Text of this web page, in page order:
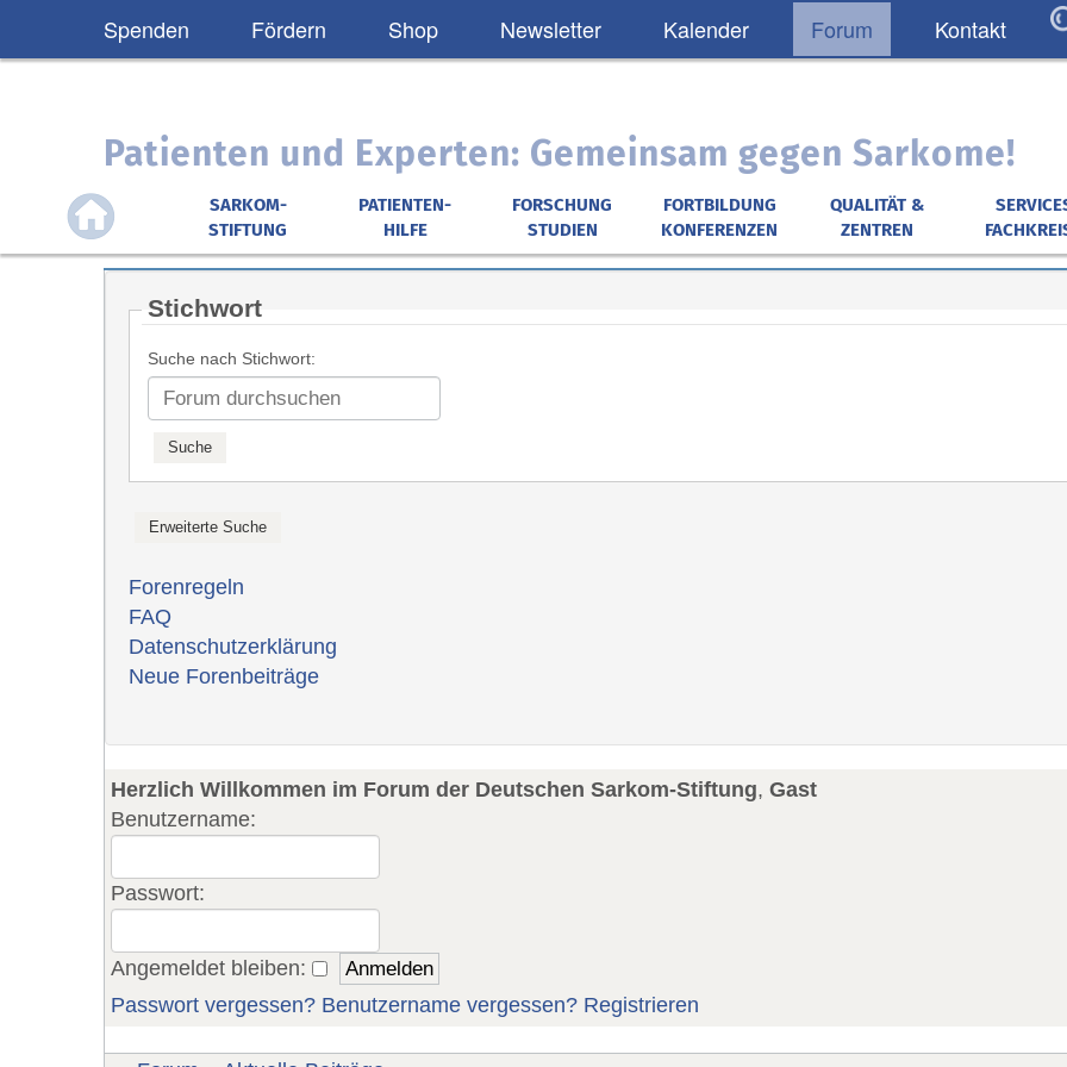
Spenden Fördern Shop Newsletter Kalender Forum Kontakt
Patienten und Experten: Gemeinsam gegen Sarkome!
SARKOM-
STIFTUNG
PATIENTEN-
HILFE
FORSCHUNG
STUDIEN
FORTBILDUNG
KONFERENZEN
QUALITÄT &
ZENTREN
Stichwort
Suche nach Stichwort:
Forenregeln
FAQ
Datenschutzerklärung
Neue Forenbeiträge
Herzlich Willkommen im Forum der Deutschen Sarkom-Stiftung, Gast
Benutzername:
Passwort:
Angemeldet bleiben:
Passwort vergessen? Benutzername vergessen? Registrieren